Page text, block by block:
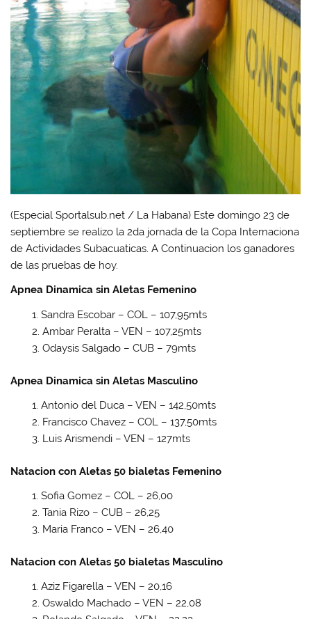
(Especial Sportalsub.net / La Habana) Este domingo 23 de
septiembre se realizo la 2da jornada de la Copa Internaciona
de Actividades Subacuaticas. A Continuacion los ganadores
de las pruebas de hoy.
Apnea Dinamica sin Aletas Femenino
Sandra Escobar – COL – 107,95mts
Ambar Peralta – VEN – 107,25mts
Odaysis Salgado – CUB – 79mts
Apnea Dinamica sin Aletas Masculino
Antonio del Duca – VEN – 142,50mts
Francisco Chavez – COL – 137,50mts
Luis Arismendi – VEN – 127mts
Natacion con Aletas 50 bialetas Femenino
Sofia Gomez – COL – 26,00
Tania Rizo – CUB – 26,25
Maria Franco – VEN – 26,40
Natacion con Aletas 50 bialetas Masculino
Aziz Figarella – VEN – 20,16
Oswaldo Machado – VEN – 22,08